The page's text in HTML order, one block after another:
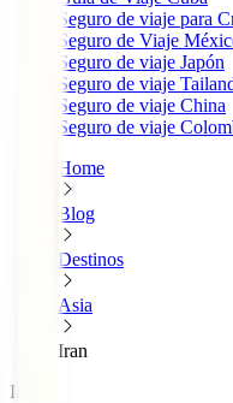
Seguro de viaje para
Seguro de Viaje
Seguro de viaje Japón
Seguro de viaje
Seguro de viaje China
Seguro de viaje
Home
Blog
Destinos
Asia
Iran
Irán